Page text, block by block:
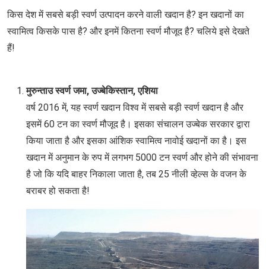
किस देश में सबसे बड़ी स्वर्ण उत्पादन करने वाली खदान है? इन खदानों का
स्वामित्व किसके पास है? और इनमें कितना स्वर्ण मौजूद है? चलिये इसे देखते
हैं!
मुरुन्ताउ स्वर्ण जमा, उज्बेकिस्तान, एशिया
वर्ष 2016 में, यह स्वर्ण खदान विश्व में सबसे बड़ी स्वर्ण खदान है और
इसमें 60 टन का स्वर्ण मौजूद है। इसका संचालन उज्बेक सरकार द्वारा
किया जाता है और इसका आंशिक स्वामित्व नावोई खदानों का है। इस
खदान में अनुमान के रुप में लगभग 5000 टन स्वर्ण और होने की संभावना
है जो कि यदि बाहर निकाला जाता है, तब 25 नीली व्हेल्स के वजन के
बराबर हो सकता है!